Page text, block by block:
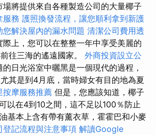
場將提供來自各種製造公司的大量椰子
服務 護照換發流程，讓您順利拿到新護
解決屋內的漏水問題 清潔公司費用透
際上，您可以在整整一年中享受美麗的
往三海的遙遠國家。 外商投資設立公
的日光浴室中曬黑是一個現代的過程，
其是到4月底，當時婦女有目的地為夏
按摩服務推薦 但是，您應該知道，椰子
以在4到10之間，這不足以100％防止
基本上含有帶有薰衣草，霍霍巴和小麥
登記流程與注意事項 解讀Google